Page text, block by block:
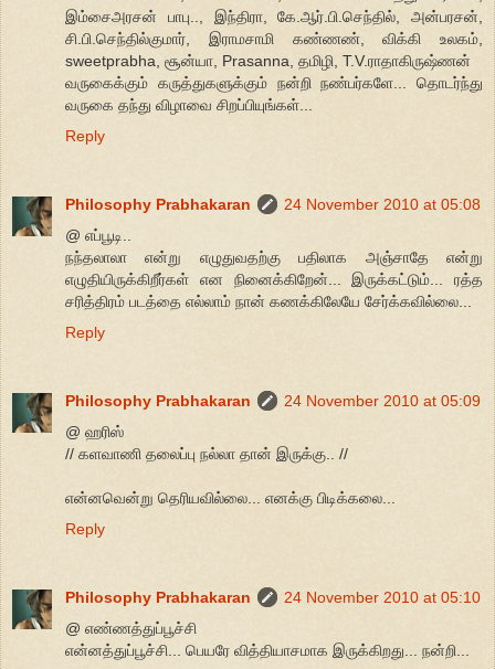
இம்சைஅரசன் பாபு.., இந்திரா, கே.ஆர்.பி.செந்தில், அன்பரசன்,
சி.பி.செந்தில்குமார், இராமசாமி கண்ணண், விக்கி உலகம்,
sweetprabha, சூன்யா, Prasanna, தமிழி, T.V.ராதாகிருஷ்ணன்
வருகைக்கும் கருத்துகளுக்கும் நன்றி நண்பர்களே... தொடர்ந்து
வருகை தந்து விழாவை சிறப்பியுங்கள்...
Reply
Philosophy Prabhakaran
24 November 2010 at 05:08
@ எப்பூடி..
நந்தலாலா என்று எழுதுவதற்கு பதிலாக அஞ்சாதே என்று
எழுதியிருக்கிறீர்கள் என நினைக்கிறேன்... இருக்கட்டும்... ரத்த
சரித்திரம் படத்தை எல்லாம் நான் கணக்கிலேயே சேர்க்கவில்லை...
Reply
Philosophy Prabhakaran
24 November 2010 at 05:09
@ ஹரிஸ்
// களவாணி தலைப்பு நல்லா தான் இருக்கு.. //
என்னவென்று தெரியவில்லை... எனக்கு பிடிக்கலை...
Reply
Philosophy Prabhakaran
24 November 2010 at 05:10
@ எண்ணத்துப்பூச்சி
என்னத்துப்பூச்சி... பெயரே வித்தியாசமாக இருக்கிறது... நன்றி...